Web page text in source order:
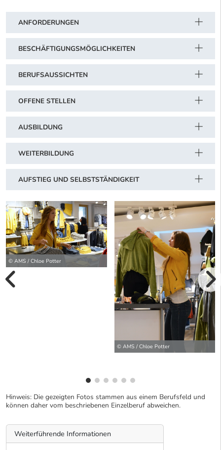
ANFORDERUNGEN
BESCHÄFTIGUNGSMÖGLICHKEITEN
BERUFSAUSSICHTEN
OFFENE STELLEN
AUSBILDUNG
WEITERBILDUNG
AUFSTIEG UND SELBSTSTÄNDIGKEIT
© AMS / Chloe Potter
© AMS / Chloe Potter
Hinweis: Die gezeigten Fotos stammen aus einem Berufsfeld und
können daher vom beschriebenen Einzelberuf abweichen.
Weiterführende Informationen